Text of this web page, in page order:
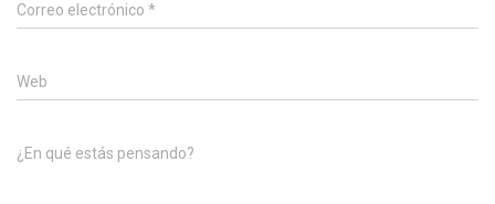
Correo electrónico *
Web
¿En qué estás pensando?